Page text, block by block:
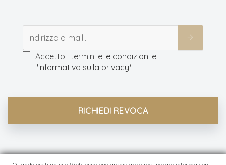
Accetto i termini e le condizioni e
l'informativa sulla privacy*
RICHIEDI REVOCA